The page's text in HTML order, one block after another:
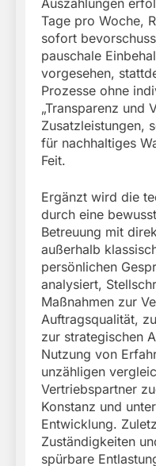
Tage pro Woche,
sofort
pauschale
vorgesehen,
Prozesse ohne
„Transparenz und
Zusatzleistungen,
für nachhaltiges
Feit.
Ergänzt wird die
durch eine
Betreuung mit
außerhalb
persönlichen
analysiert,
Maßnahmen zur
Auftragsqualität,
zur strategischen
Nutzung von
unzähligen
Vertriebspartner
Konstanz und
Entwicklung.
Zuständigkeiten
spürbare